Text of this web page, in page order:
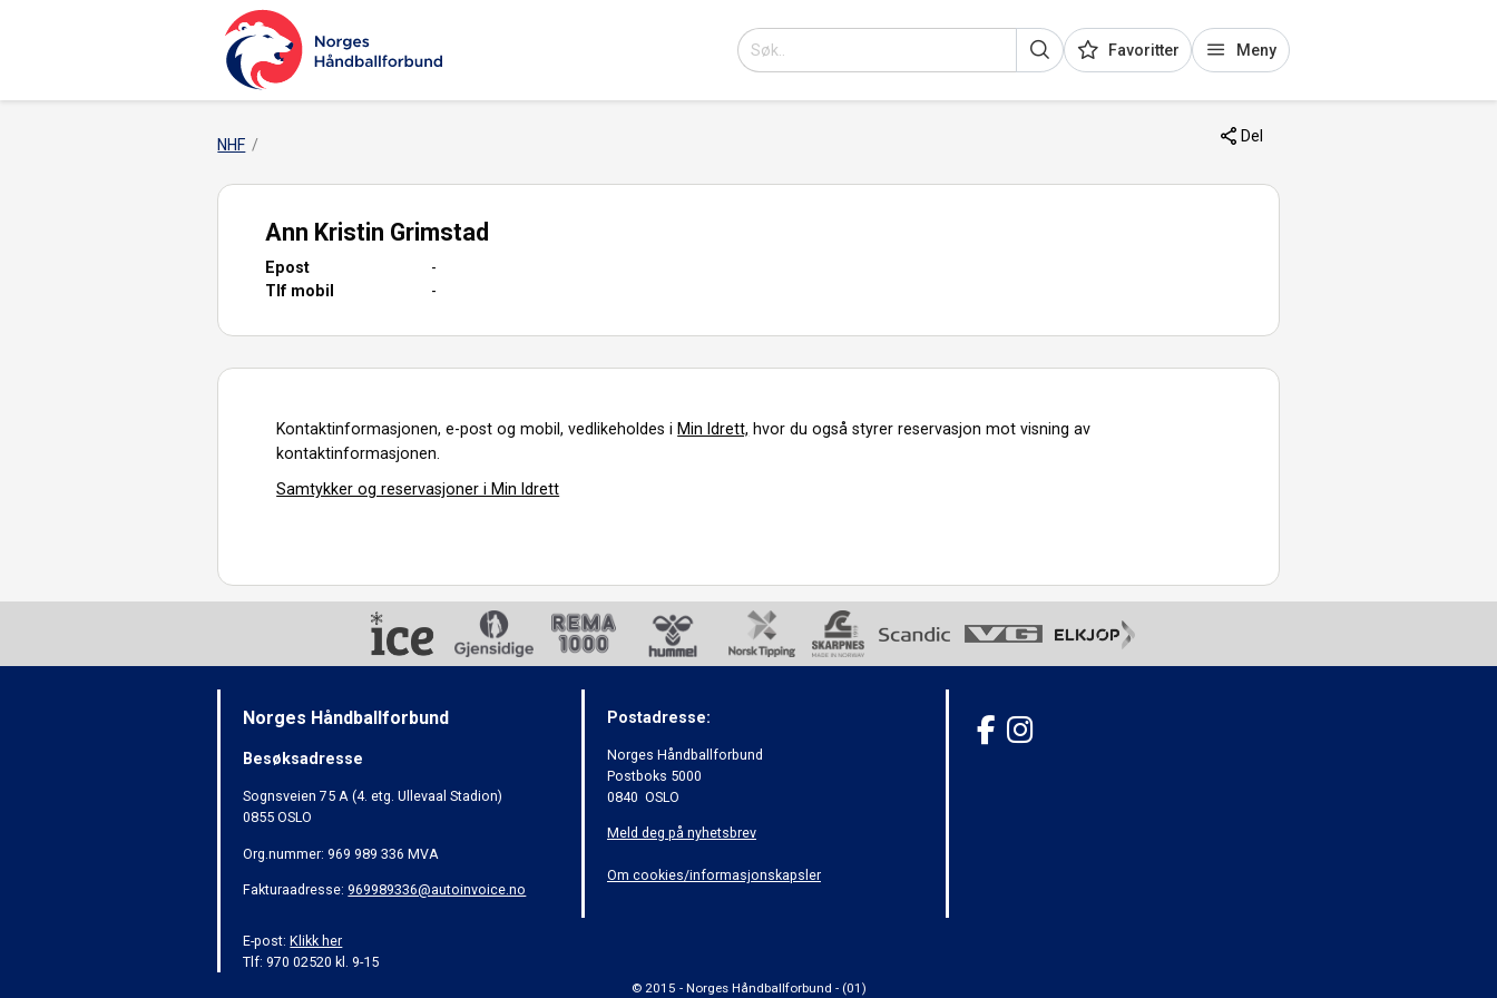
Favoritter Meny
NHF Del
Ann Kristin Grimstad
Epost
-
Tlf mobil
-
Kontaktinformasjonen, e-post og mobil, vedlikeholdes i Min Idrett, hvor du også styrer reservasjon mot visning av
kontaktinformasjonen.
Samtykker og reservasjoner i Min Idrett
Norges Håndballforbund
Besøksadresse
Sognsveien 75 A (4. etg. Ullevaal Stadion)
0855 OSLO
Org.nummer: 969 989 336 MVA
Fakturaadresse:969989336@autoinvoice.no
E-post:Klikk her
Tlf: 970 02520 kl. 9-15
Postadresse:
Norges Håndballforbund
Postboks 5000
0840 OSLO
Meld deg på nyhetsbrev
Om cookies/informasjonskapsler
© 2015 - Norges Håndballforbund - (01)